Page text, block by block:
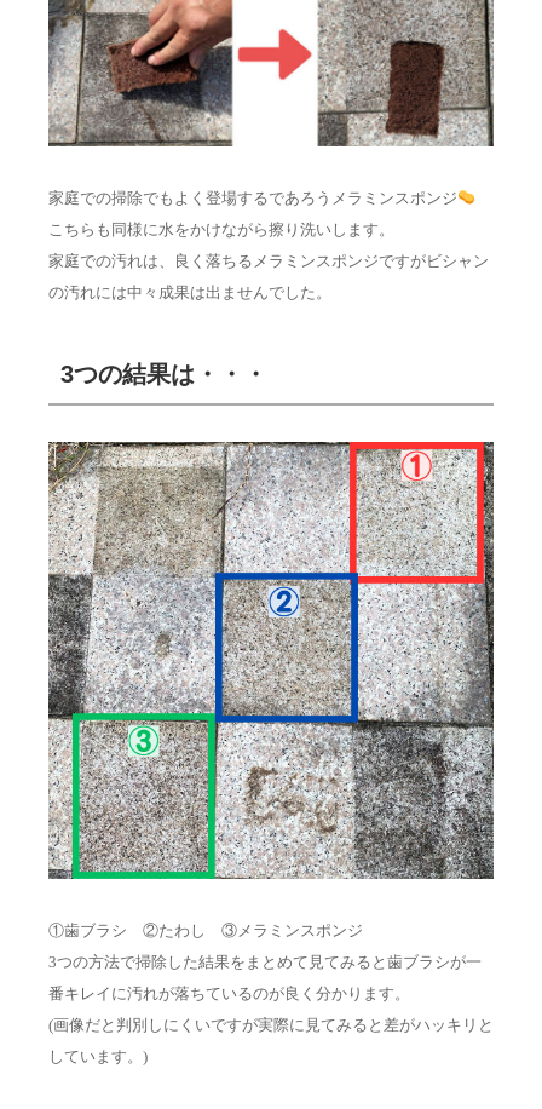
家庭での掃除でもよく登場するであろうメラミンスポンジ
こちらも同様に水をかけながら擦り洗いします。
家庭での汚れは、良く落ちるメラミンスポンジですがビシャン
の汚れには中々成果は出ませんでした。
3つの結果は・・・
①歯ブラシ ②たわし ③メラミンスポンジ
3つの方法で掃除した結果をまとめて見てみると歯ブラシが一
番キレイに汚れが落ちているのが良く分かります。
(画像だと判別しにくいですが実際に見てみると差がハッキリと
しています。)